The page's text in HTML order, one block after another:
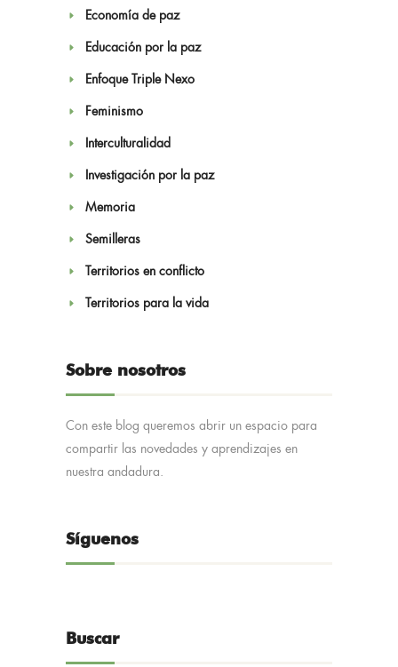
Economía de paz
Educación por la paz
Enfoque Triple Nexo
Feminismo
Interculturalidad
Investigación por la paz
Memoria
Semilleras
Territorios en conflicto
Territorios para la vida
Sobre nosotros
Con este blog queremos abrir un espacio para
compartir las novedades y aprendizajes en
nuestra andadura.
Síguenos
Buscar